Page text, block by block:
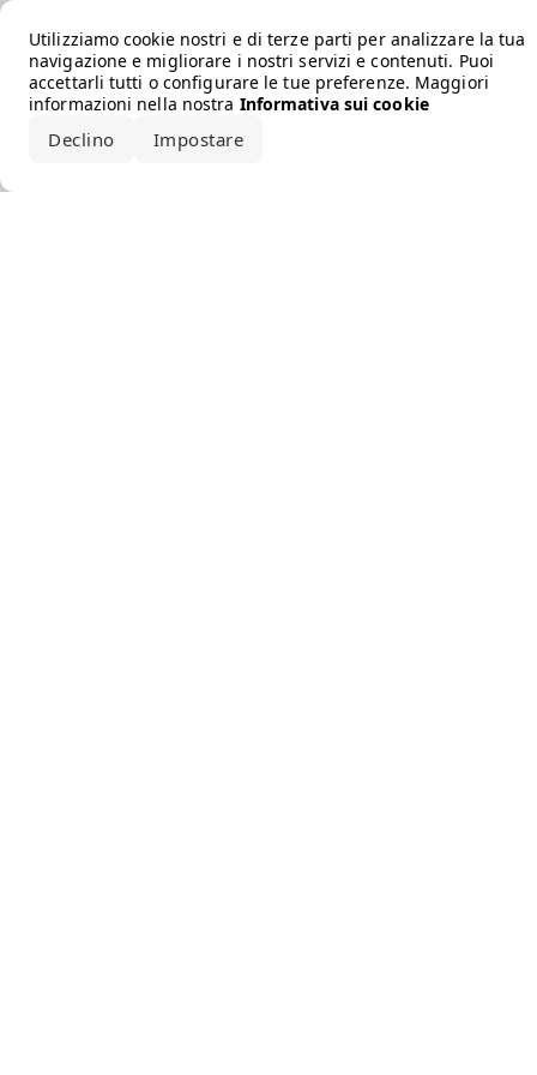
Utilizziamo cookie nostri e di terze parti per analizzare la tua
navigazione e migliorare i nostri servizi e contenuti. Puoi
accettarli tutti o configurare le tue preferenze. Maggiori
informazioni nella nostra Informativa sui cookie
Declino Impostare
Error loading the brand